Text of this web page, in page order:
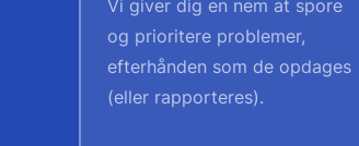
Vi giver dig en nem at spore
og prioritere problemer,
efterhånden som de opdages
(eller rapporteres).